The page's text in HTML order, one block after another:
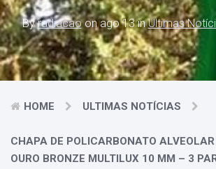
Byradiacaoon ago 13 inUltimas
HOME ULTIMAS NOTÍCIAS
CHAPA DE POLICARBONATO
OURO BRONZE MULTILUX 10 MM – 3